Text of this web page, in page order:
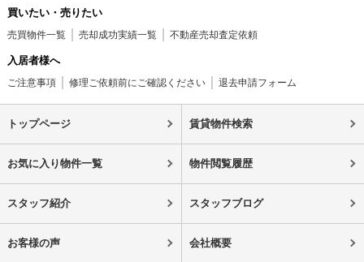
買いたい・売りたい
売買物件一覧 売却成功実績一覧 不動産売却査定依頼
入居者様へ
ご注意事項 修理ご依頼前にご確認ください 退去申請フォーム
トップページ 賃貸物件検索
お気に入り物件一覧 物件閲覧履歴
スタッフ紹介 スタッフブログ
お客様の声 会社概要